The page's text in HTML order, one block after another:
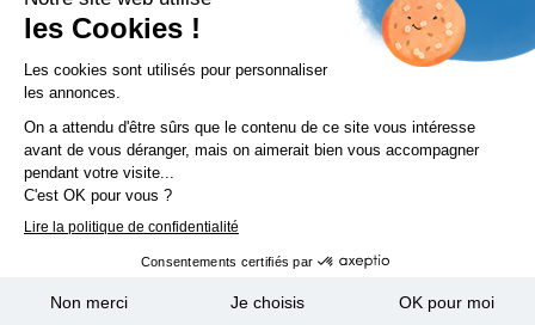
IMT ALÈS : 04 66 78 20 85/04 66 78 20 79/04 66 78 20
90
IMT LILLE DOUAI : 03 27 71 25 39 pour formations
Véhicules Douai et Métrologie
03 27 71 24 67 pour formations ICPE
NOUS CONTACTER MENTIONS LÉGALES
© 2026 All rights reserved.